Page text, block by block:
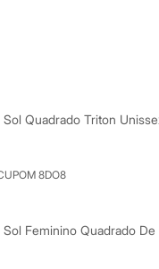
8DO8